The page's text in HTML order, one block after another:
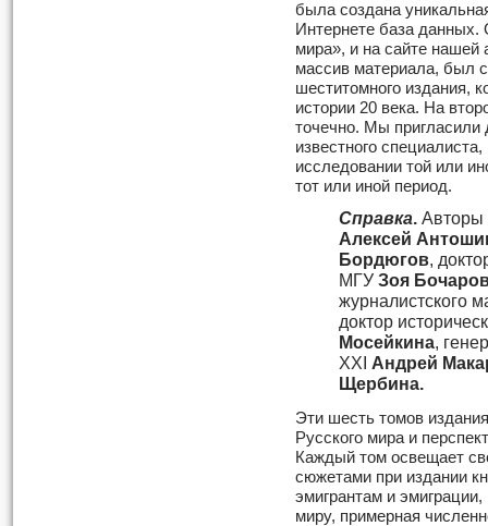
была создана
Интернете база данных.
мира», и на сайте нашей
массив материала, был
шеститомного издания,
истории 20 века. На
точечно. Мы
известного
исследовании той или
тот или иной период.
Справка. Авторы
Алексей
Бордюгов,
МГУ Зоя
журналистского
доктор
Мосейкина,
XXI Андрей
Щербина.
Эти шесть томов
Русского мира и
Каждый том освещает
сюжетами при издании
эмигрантам и
миру, примерная